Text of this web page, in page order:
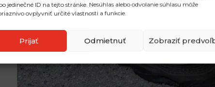
jedinečné ID na tejto stránke. Nesúhlas alebo odvolanie súhlasu môže
ovplyvniť určité vlastnosti a funkcie.
Prijať Odmietnuť Zobraziť